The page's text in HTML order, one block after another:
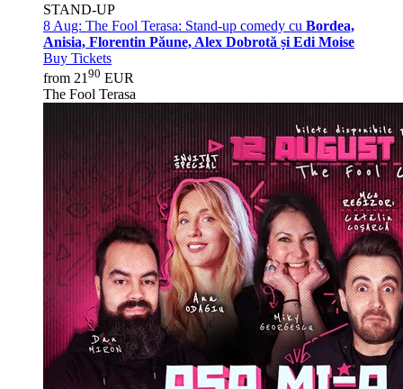
STAND-UP
8 Aug: The Fool Terasa: Stand-up comedy cu Bordea,
Anisia, Florentin Păune, Alex Dobrotă și Edi Moise
Buy Tickets
from 21 90 EUR
The Fool Terasa